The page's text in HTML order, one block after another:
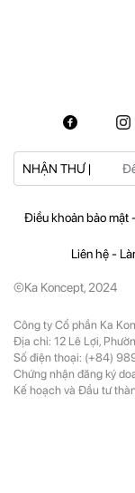
NHẬN THƯ |
Điều khoản bảo mật
Liên hệ-
©Ka Koncept, 2024
Công ty Cổ phần Ka
Địa chỉ: 12 Lê Lợi,
Số điện thoại: (+84)
Chứng nhận đăng ký
Kế hoạch và Đầu tư